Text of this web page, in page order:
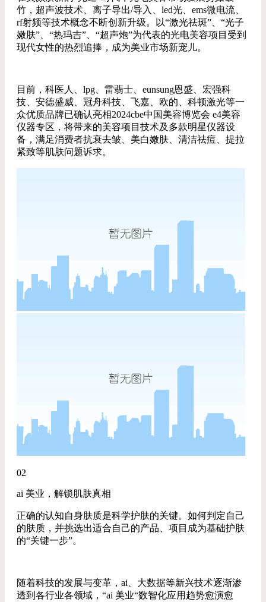
竹，超声波技术、离子导出/导入、led光、ems微电流、
rf射频等技术概念不断创新升级。以“激光祛斑”、“光子
嫩肤”、“热玛吉”、“超声炮”为代表的光电美容项目受到
现代女性的热烈追捧，成为美业市场新宠儿。
目前，科医人、lpg、雷翡士、eunsung恩盛、宏强科
技、安德盛威、冠舟科技、飞嘉、欧的、科顿激光等一
众优质品牌已确认亮相2024cbe中国美容博览会 e4美容
仪器专区，将带来的美容项目技术及多款明星仪器设
备，满足消费者抗衰去皱、美白嫩肤、清洁祛痘、提拉
紧致等肌肤问题诉求。
02
ai 美业，解锁肌肤真相
正确的认知自身肤质是科学护肤的关键。如何判定自己
的肤质，并挑选出适合自己的产品、项目成为基础护肤
的“关键一步”。
随着科技的发展与变革，ai、大数据等新兴技术逐渐渗
透到各行业各领域，“ai 美业“数智化应用趋势愈演愈